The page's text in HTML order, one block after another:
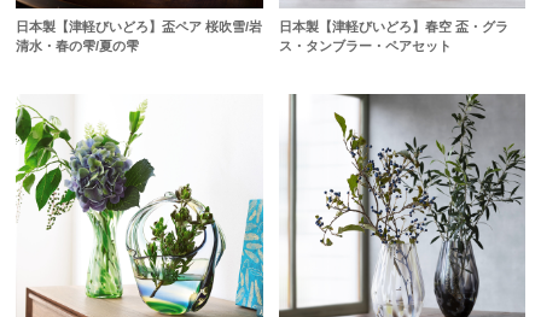
日本製【津軽びいどろ】盃ペア 桜吹雪/岩
清水・春の雫/夏の雫
日本製【津軽びいどろ】春空 盃・グラ
ス・タンブラー・ペアセット